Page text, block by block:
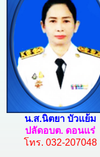
น.ส.นิตยา บัวแย้ม
ปลัดอบต. ดอนแร่
โทร. 032-207048